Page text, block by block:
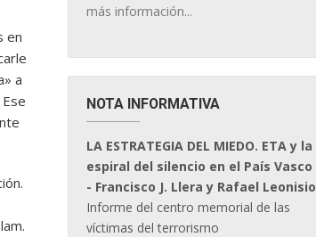
en
a
más información...
NOTA INFORMATIVA
LA ESTRATEGIA DEL MIEDO. ETA y la
espiral del silencio en el País Vasco
- Francisco J. Llera y Rafael Leonisio
Informe del centro memorial de las
víctimas del terrorismo